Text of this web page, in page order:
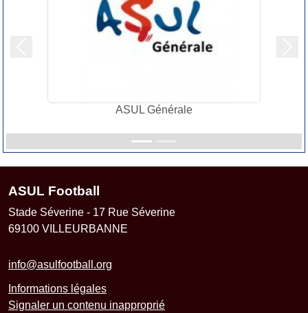
ASUL Générale
ASUL Football
Stade Séverine - 17 Rue Séverine
69100 VILLEURBANNE
info@asulfootball.org
Informations légales
Signaler un contenu inapproprié